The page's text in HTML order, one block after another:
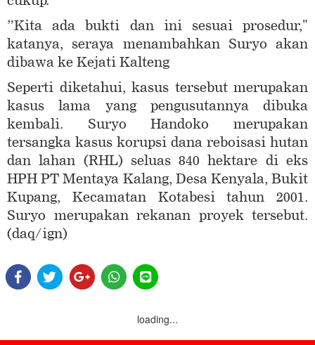
”Kita ada bukti dan ini sesuai prosedur,"
katanya, seraya menambahkan Suryo akan
dibawa ke Kejati Kalteng
Seperti diketahui, kasus tersebut merupakan
kasus lama yang pengusutannya dibuka
kembali. Suryo Handoko merupakan
tersangka kasus korupsi dana reboisasi hutan
dan lahan (RHL) seluas 840 hektare di eks
HPH PT Mentaya Kalang, Desa Kenyala, Bukit
Kupang, Kecamatan Kotabesi tahun 2001.
Suryo merupakan rekanan proyek tersebut.
(daq/ign)
loading...